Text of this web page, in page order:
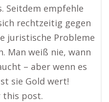
Seitdem empfehle
rechtzeitig gegen
juristische Probleme
Man weiß nie, wann
– aber wenn es
sie Gold wert!
this post.